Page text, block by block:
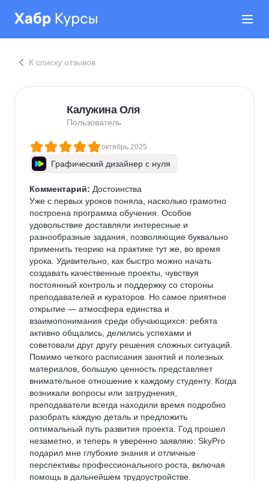
К списку отзывов
Калужина Оля
Пользователь
октябрь 2025
Графический дизайнер с нуля
Комментарий: Достоинства
Уже с первых уроков поняла, насколько грамотно
построена программа обучения. Особое
удовольствие доставляли интересные и
разнообразные задания, позволяющие буквально
применить теорию на практике тут же, во время
урока. Удивительно, как быстро можно начать
создавать качественные проекты, чувствуя
постоянный контроль и поддержку со стороны
преподавателей и кураторов. Но самое приятное
открытие — атмосфера единства и
взаимопонимания среди обучающихся: ребята
активно общались, делились успехами и
советовали друг другу решения сложных ситуаций.
Помимо четкого расписания занятий и полезных
материалов, большую ценность представляет
внимательное отношение к каждому студенту. Когда
возникали вопросы или затруднения,
преподаватели всегда находили время подробно
разобрать каждую деталь и предложить
оптимальный путь развития проекта. Год прошел
незаметно, и теперь я уверенно заявляю: SkyPro
подарил мне глубокие знания и отличные
перспективы профессионального роста, включая
помощь в дальнейшем трудоустройстве.